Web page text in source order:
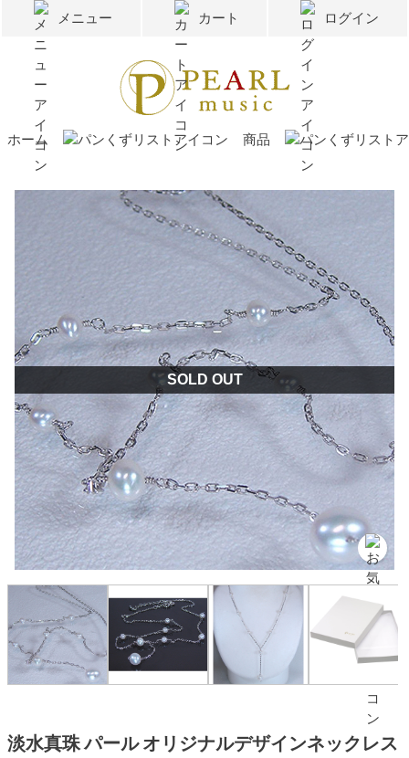
メニュー カート ログイン
ホーム 商品
SOLD OUT
淡水真珠 パール オリジナルデザインネックレス